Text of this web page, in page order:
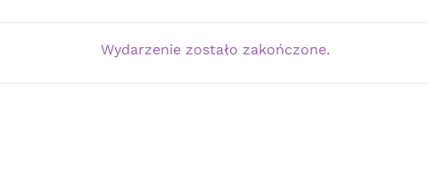
Wydarzenie zostało zakończone.